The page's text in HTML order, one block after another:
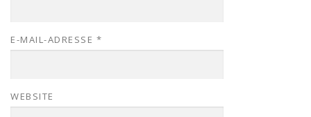
E-MAIL-ADRESSE *
WEBSITE